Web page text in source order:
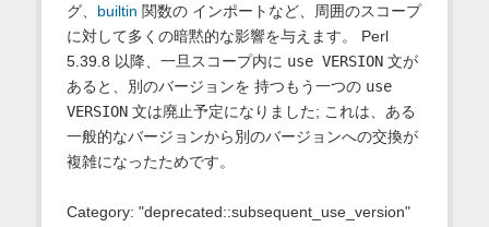
グ、 builtin 関数の インポートなど、周囲のスコープ
に対して多くの暗黙的な影響を与えます。 Perl
5.39.8 以降、一旦スコープ内に use VERSION文が
あると、別のバージョンを 持つもう一つの use
VERSION文は廃止予定になりました; これは、ある
一般的なバージョンから別のバージョンへの交換が
複雑になったためです。
Category: "deprecated::subsequent_use_version"